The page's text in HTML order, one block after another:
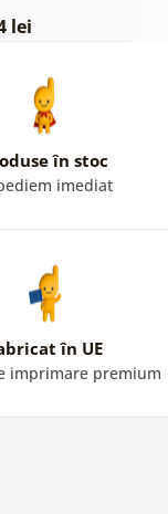
lei
în stoc
imediat
în UE
imprimare premium